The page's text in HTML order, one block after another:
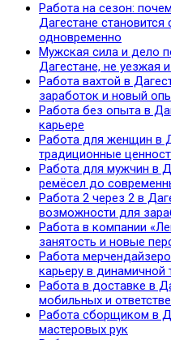
Работа на сезон:
Дагестане
одновременно
Мужская сила и дело
Дагестане, не уезжая
Работа вахтой в
заработок и новый
Работа без опыта в
карьере
Работа для женщин в
традиционные
Работа для мужчин в
ремёсел до
Работа 2 через 2 в
возможности для
Работа в компании
занятость и новые
Работа
карьеру в динамичной
Работа в доставке в
мобильных и
Работа сборщиком в
мастеровых рук